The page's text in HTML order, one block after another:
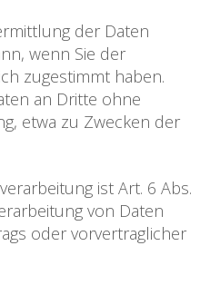
der Daten
wenn Sie der
zugestimmt haben.
an Dritte ohne
etwa zu Zwecken der
ist Art. 6 Abs.
von Daten
oder vorvertraglicher